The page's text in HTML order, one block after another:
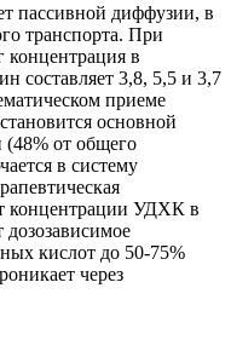
пассивной диффузии, в
транспорта. При
концентрация в
составляет 3,8, 5,5 и 3,7
приеме
основной
от общего
в систему
концентрации УДХК в
кислот до 50-75%
через